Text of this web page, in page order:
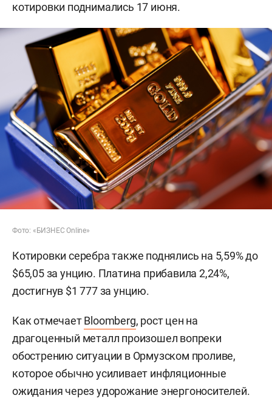
котировки поднимались 17 июня.
Фото: «БИЗНЕС Online»
Котировки серебра также поднялись на 5,59% до
$65,05 за унцию. Платина прибавила 2,24%,
достигнув $1 777 за унцию.
Как отмечаетBloomberg, рост цен на
драгоценный металл произошел вопреки
обострению ситуации в Ормузском проливе,
которое обычно усиливает инфляционные
ожидания через удорожание энергоносителей.